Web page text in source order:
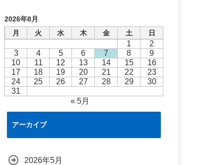
2026年8月
月
火 水 木 金 土 日
1
2
3
4 5 6 7 8
9
10
11 12 13 14 15
16
17
18 19 20 21 22
23
24
25 26 27 28 29
30
31
« 5月
アーカイブ
2026年5月